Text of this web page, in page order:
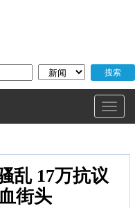
乱 17万抗议
街头